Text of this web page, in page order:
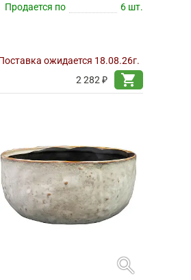
Продается по
6 шт.
ожидается 18.08.26г.
2 282 ₽
shopping_cart
search